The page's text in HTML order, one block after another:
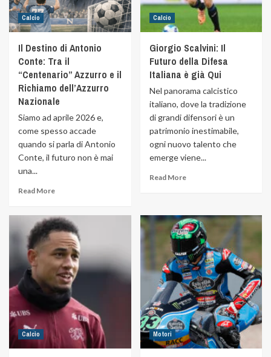
Calcio
Il Destino di Antonio
Conte: Tra il
“Centenario” Azzurro e il
Richiamo dell’Azzurro
Nazionale
Siamo ad aprile 2026 e,
come spesso accade
quando si parla di Antonio
Conte, il futuro non è mai
una...
Read More
Calcio
Giorgio Scalvini: Il
Futuro della Difesa
Italiana è già Qui
Nel panorama calcistico
italiano, dove la tradizione
di grandi difensori è un
patrimonio inestimabile,
ogni nuovo talento che
emerge viene...
Read More
Calcio Motori